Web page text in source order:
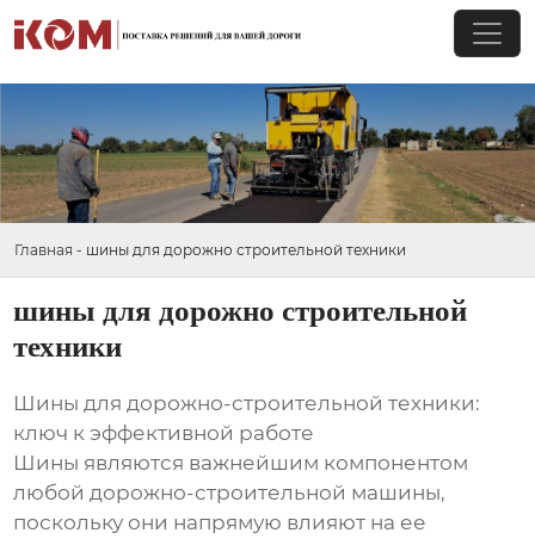
Главная - шины для дорожно строительной техники
шины для дорожно строительной
техники
Шины для дорожно-строительной техники:
ключ к эффективной работе
Шины являются важнейшим компонентом
любой дорожно-строительной машины,
поскольку они напрямую влияют на ее